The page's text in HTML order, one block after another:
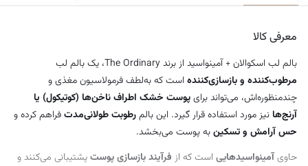
معرفی کالا
بالم لب اسکوالان + آمینواسید از برند The Ordinary، یک بالم لب
مرطوب‌کننده و بازسازی‌کننده است که به‌لطف فرمولاسیون مغذی و
چندمنظوره‌اش، می‌تواند برایپوست خشک اطراف ناخن‌ها (کوتیکول) یا
آرنج‌ها نیز مورد استفاده قرار گیرد. این بالمرطوبت طولانی‌مدتفراهم کرده و
حس آرامش و تسکینبه پوست می‌بخشد.
حاویآمینواسیدهایی است که از فرآیند بازسازی پوستپشتیبانی می‌کنند و